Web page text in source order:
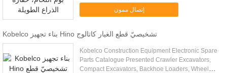
fabrication Q345 big metal welding parts heavy
steel structural construction ...
إتصال ممون
Kobelco بناء تجهيز Hino تشخيصيّ قطع الغيار كاتالوج
Kobelco Construction Equipment Electronic Spare
Parts Catalogue Presented Crawler Excavators,
Compact Excavators, Backhoe Loaders, Wheel